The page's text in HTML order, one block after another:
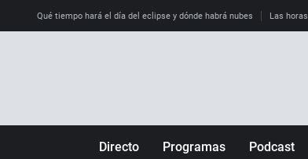
Qué tiempo hará el día del eclipse y dónde habrá nubes Las
Directo Programas Podcast